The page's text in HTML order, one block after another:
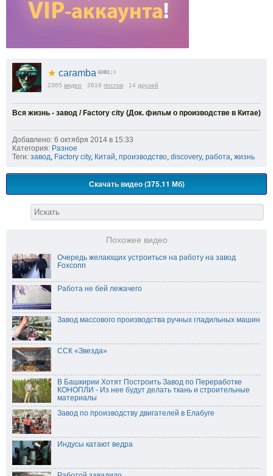
★ caramba 42461 | 0
2365 видео 2616 постов 14 друзей
Вся жизнь - завод / Factory city (Док. фильм о производстве в Китае)
Добавлено: 6 октября 2014 в 15:33
Категория: Разное
Теги: завод, Factory city, Китай, производство, discovery, работа, жизнь
Скачать видео (375.11 Мб)
Похожее видео
Очередь желающих устроиться на работу на завод
Foxconn
Работа не бей лежачего
Завод массового производства ручных гладильных машин
ССК «Звезда»
В Башкирии Хотят Построить Завод по Переработке
КОНОПЛИ - Из нее будут делать ткань и строительные
материалы
Завод по производству двигателей в Елабуге
Индусы катают ведра